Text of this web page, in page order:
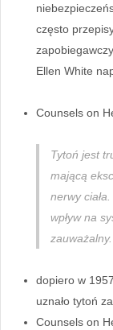
często
Ellen White
Counsels on
Tytoń jest
mającą
nerwy
wpływ na
dopiero w
uznało tytoń
Counsels on